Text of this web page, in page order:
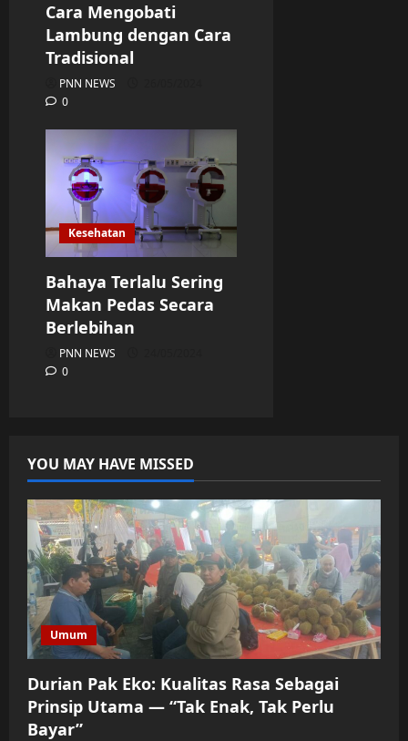
Cara Mengobati
Lambung dengan Cara
Tradisional
PNN NEWS
0
Kesehatan
Bahaya Terlalu Sering
Makan Pedas Secara
Berlebihan
PNN NEWS
0
YOU MAY HAVE MISSED
Umum
Durian Pak Eko: Kualitas Rasa Sebagai
Prinsip Utama — “Tak Enak, Tak Perlu
Bayar”